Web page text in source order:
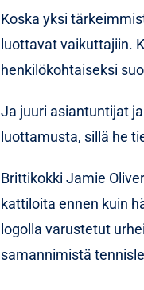
Koska yksi
luottavat vaikuttajiin.
henkilökohtaiseksi
Ja juuri asiantuntijat
luottamusta, sillä he
Brittikokki Jamie
kattiloita ennen kuin
logolla varustetut
samannimistä